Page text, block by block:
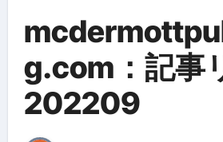
g.com：記事
202209